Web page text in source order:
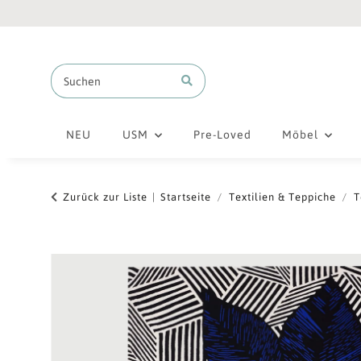
NEU USM Pre-Loved Möbel
Zurück zur Liste Startseite Textilien & Teppiche